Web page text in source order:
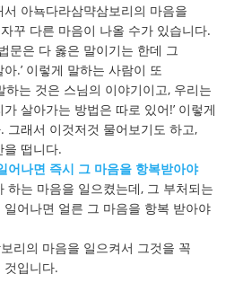
아뇩다라삼먁삼보리의 마음을
꾸 다른 마음이 나올 수가 있습니다.
문은 다 옳은 말이기는 한데 그
.’ 이렇게 말하는 사람이 또
하는 것은 스님의 이야기이고, 우리는
살아가는 방법은 따로 있어!’ 이렇게
그래서 이것저것 물어보기도 하고,
을 떱니다.
어나면 즉시 그 마음을 항복받아야
하는 마음을 일으켰는데, 그 부처되는
어나면 얼른 그 마음을 항복 받아야
리의 마음을 일으켜서 그것을 꼭
것입니다.